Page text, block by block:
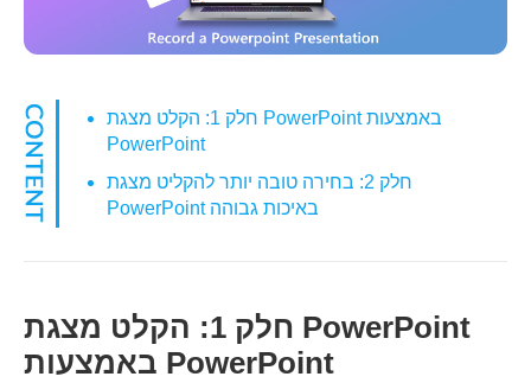
חלק 1: הקלט מצגת PowerPoint באמצעות
PowerPoint
חלק 2: בחירה טובה יותר להקליט מצגת
PowerPoint באיכות גבוהה
חלק 1: הקלט מצגת PowerPoint
באמצעות PowerPoint